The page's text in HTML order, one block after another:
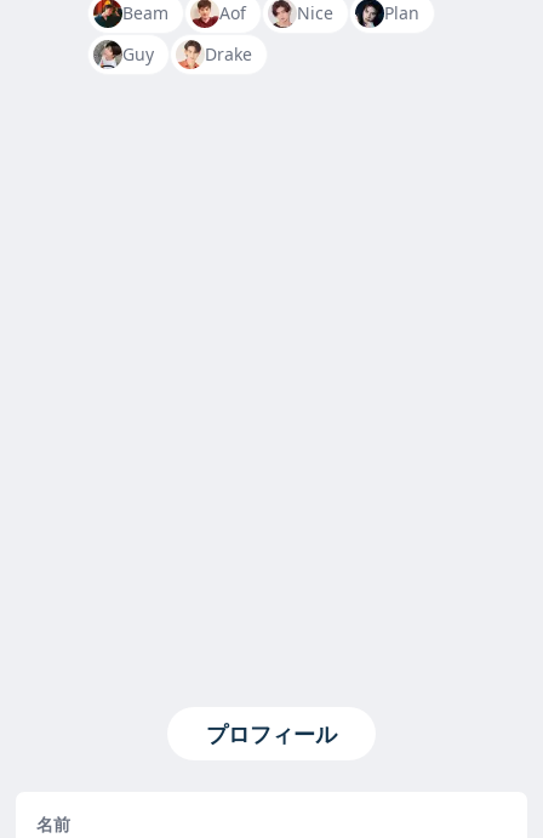
Beam
Aof Nice
Plan
Guy
Drake
プロフィール
名前